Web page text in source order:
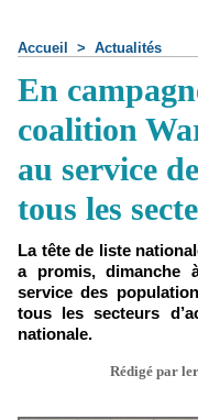
Accueil > Actualités
En
coalition
au service
tous les
La tête de liste
a promis, dimanche
service des
tous les secteurs
nationale.
Rédigé par